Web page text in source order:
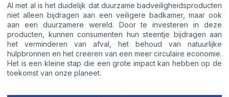
Al met al is het duidelijk dat duurzame badveiligheidsproducten
niet alleen bijdragen aan een veiligere badkamer, maar ook
aan een duurzamere wereld. Door te investeren in deze
producten, kunnen consumenten hun steentje bijdragen aan
het verminderen van afval, het behoud van natuurlijke
hulpbronnen en het creëren van een meer circulaire economie.
Het is een kleine stap die een grote impact kan hebben op de
toekomst van onze planeet.